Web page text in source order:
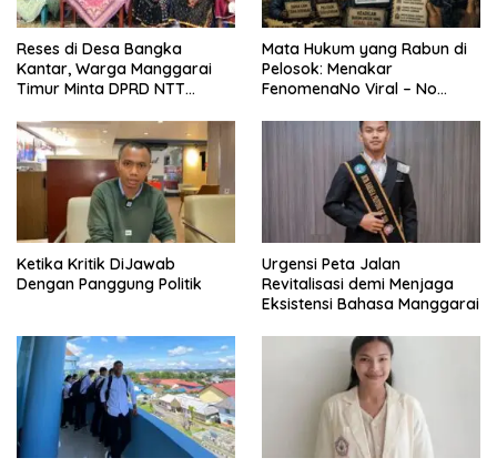
Reses di Desa Bangka
Kantar, Warga Manggarai
Timur Minta DPRD NTT
Pergub Larangan Beli BBM
Bersubsidi Bagi Penunggak
Pajak
Mata Hukum yang Rabun di
Pelosok: Menakar
FenomenaNo Viral – No
Ketika Kritik DiJawab
Dengan Panggung Politik
Urgensi Peta Jalan
Revitalisasi demi Menjaga
Eksistensi Bahasa Manggarai